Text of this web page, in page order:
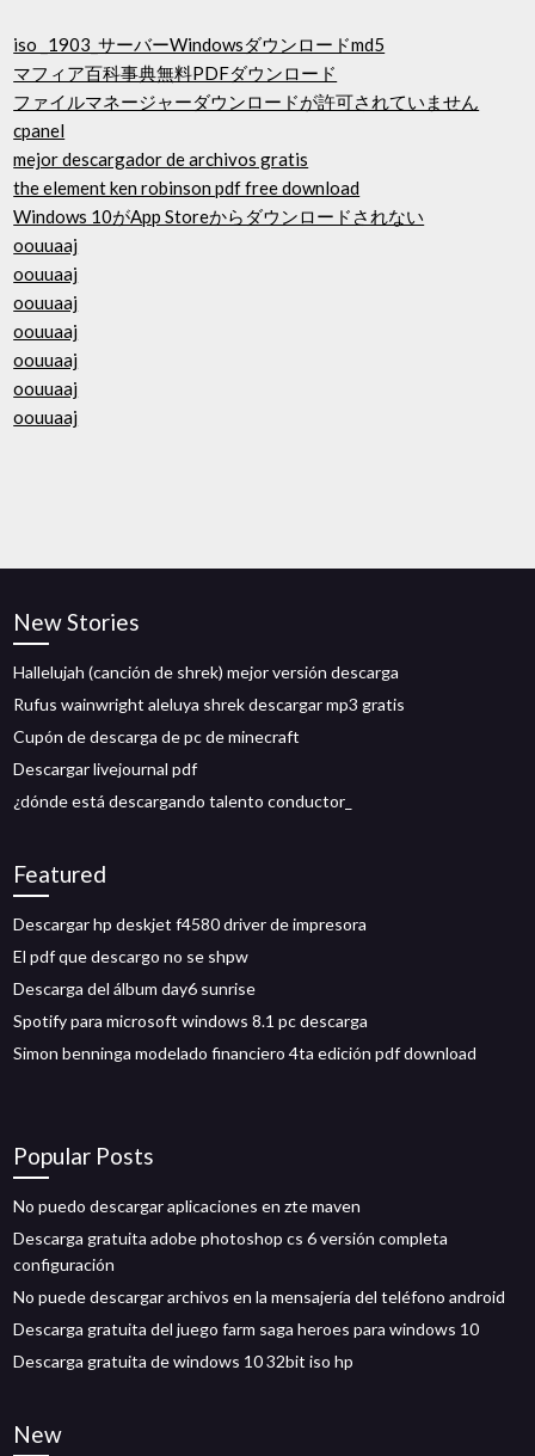
iso _1903_サーバーWindowsダウンロードmd5
マフィア百科事典無料PDFダウンロード
ファイルマネージャーダウンロードが許可されていません
cpanel
mejor descargador de archivos gratis
the element ken robinson pdf free download
Windows 10がApp Storeからダウンロードされない
oouuaaj
oouuaaj
oouuaaj
oouuaaj
oouuaaj
oouuaaj
oouuaaj
New Stories
Hallelujah (canción de shrek) mejor versión descarga
Rufus wainwright aleluya shrek descargar mp3 gratis
Cupón de descarga de pc de minecraft
Descargar livejournal pdf
¿dónde está descargando talento conductor_
Featured
Descargar hp deskjet f4580 driver de impresora
El pdf que descargo no se shpw
Descarga del álbum day6 sunrise
Spotify para microsoft windows 8.1 pc descarga
Simon benninga modelado financiero 4ta edición pdf download
Popular Posts
No puedo descargar aplicaciones en zte maven
Descarga gratuita adobe photoshop cs 6 versión completa
configuración
No puede descargar archivos en la mensajería del teléfono android
Descarga gratuita del juego farm saga heroes para windows 10
Descarga gratuita de windows 10 32bit iso hp
New